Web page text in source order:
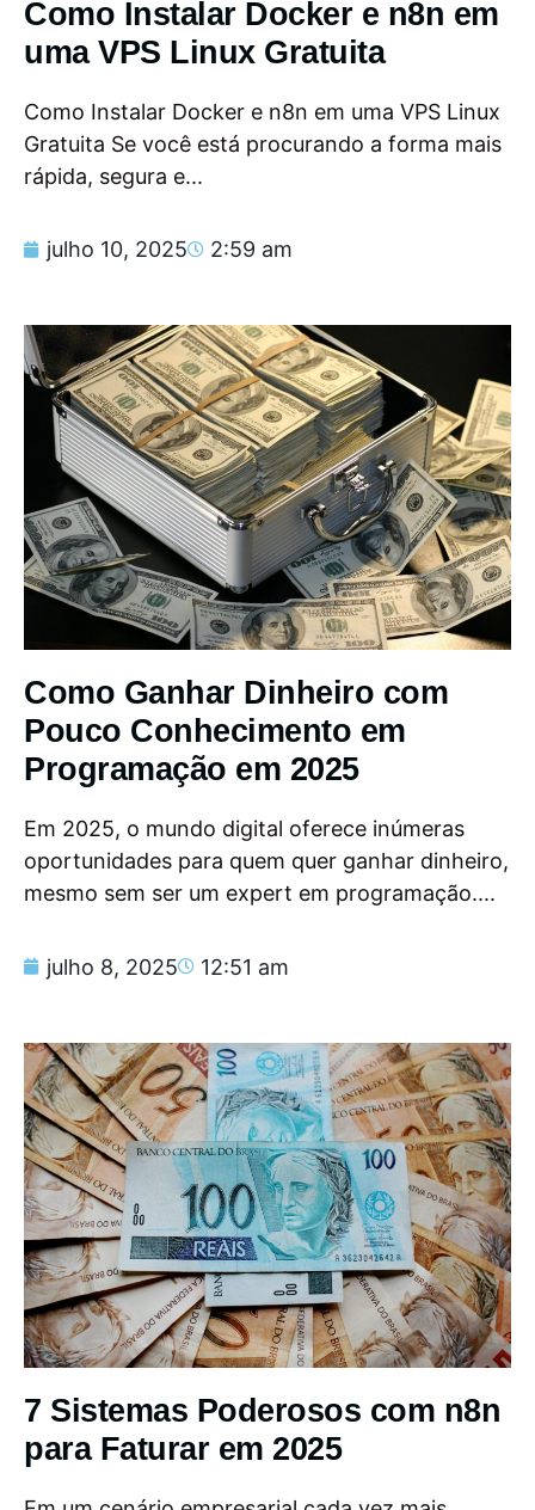
Como Instalar Docker e n8n em
uma VPS Linux Gratuita
Como Instalar Docker e n8n em uma VPS Linux
Gratuita Se você está procurando a forma mais
rápida, segura e...
julho 10, 2025 2:59 am
Como Ganhar Dinheiro com
Pouco Conhecimento em
Programação em 2025
Em 2025, o mundo digital oferece inúmeras
oportunidades para quem quer ganhar dinheiro,
mesmo sem ser um expert em programação....
julho 8, 2025 12:51 am
7 Sistemas Poderosos com n8n
para Faturar em 2025